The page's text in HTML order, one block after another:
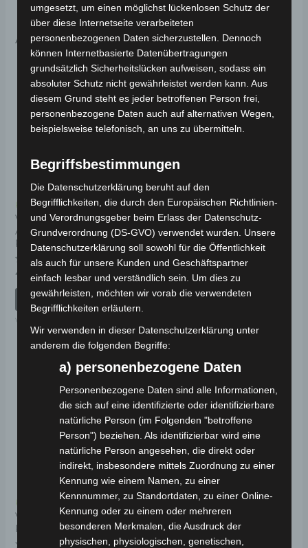
Ähnliche Produkte
Kostenloser Versand
VM4 NEO
ARMLEHNENSCHIENE
RECHTS
Bewertet
0
49,00 €
IN DEN WARENKORB
VM4 NEO
Kostenloser Versand
VM4 NEO HINTERE
KORB UNTERE
ABDECKUNG
mit
von
69,00 € *
IN DEN WARENKORB
Kostenloser Versand
VM4 NEO
RÜCKENLEHNENPOLSTER
umgesetzt, um einen möglichst lückenlosen Schutz der
über diese Internetseite verarbeiteten
personenbezogenen Daten sicherzustellen. Dennoch
können Internetbasierte Datenübertragungen
grundsätzlich Sicherheitslücken aufweisen, sodass ein
absoluter Schutz nicht gewährleistet werden kann. Aus
diesem Grund steht es jeder betroffenen Person frei,
personenbezogene Daten auch auf alternativen Wegen,
beispielsweise telefonisch, an uns zu übermitteln.
Begriffsbestimmungen
Die Datenschutzerklärung beruht auf den
Begrifflichkeiten, die durch den Europäischen Richtlinien-
und Verordnungsgeber beim Erlass der Datenschutz-
Grundverordnung (DS-GVO) verwendet wurden. Unsere
Datenschutzerklärung soll sowohl für die Öffentlichkeit
als auch für unsere Kunden und Geschäftspartner
einfach lesbar und verständlich sein. Um dies zu
gewährleisten, möchten wir vorab die verwendeten
Begrifflichkeiten erläutern.
Wir verwenden in dieser Datenschutzerklärung unter
anderem die folgenden Begriffe:
a) personenbezogene Daten
Personenbezogene Daten sind alle Informationen,
die sich auf eine identifizierte oder identifizierbare
natürliche Person (im Folgenden "betroffene
Person") beziehen. Als identifizierbar wird eine
natürliche Person angesehen, die direkt oder
indirekt, insbesondere mittels Zuordnung zu einer
Kennung wie einem Namen, zu einer
Kennnummer, zu Standortdaten, zu einer Online-
Kennung oder zu einem oder mehreren
besonderen Merkmalen, die Ausdruck der
physischen, physiologischen, genetischen,